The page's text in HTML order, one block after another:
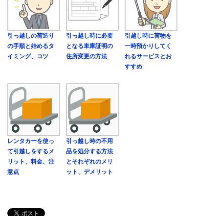
引っ越しの荷造り
の手順と始めるタ
イミング、コツ
引っ越し時に必要
となる車庫証明の
住所変更の方法
引越し時に荷物を
一時預かりしてく
れるサービスとお
すすめ
レンタカーを使っ
て引越しをするメ
リット、料金、注
意点
引っ越し時の不用
品を処分する方法
とそれぞれのメリ
ット、デメリット